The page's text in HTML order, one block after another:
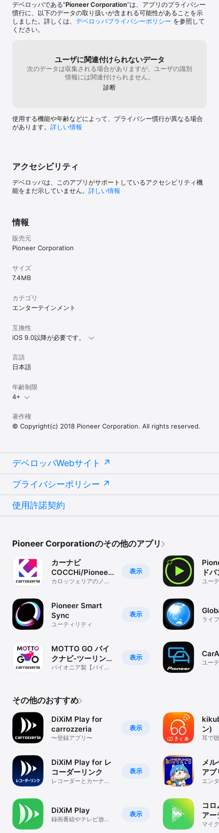
※セキュリティインフォのご利用にはマルチドライブアシストユニッ
ト本体にネットワークスティックもしくはデータ通信専用通信モジ
ュールの接続が必要です。アクシデントインフォはWi-Fiもしくは
Bluetoothテザリングでもお使い頂けます。
デベロッパである“Pioneer Corporation”は、アプリのプライバシー
慣行に、以下のデータの取り扱いが含まれる可能性があることを示
しました。詳しくは、 デベロッパプライバシーポリシー を参照して
ください。
ユーザに関連付けられないデータ
次のデータは収集される場合がありますが、ユーザの識別
情報には関連付けられません。
診断
使用する機能や年齢などによって、プライバシー慣行が異なる場合
があります。 詳しい情報
アクセシビリティ
デベロッパは、このアプリがサポートしているアクセシビリティ機
能をまだ示していません。 詳しい情報
情報
販売元
Pioneer Corporation
サイズ
7.4 MB
カテゴリ
エンターテインメント
互換性
iOS 9.0以降が必要です。
言語
日本語
年齢制限
4+
著作権
© Copyright(c) 2018 Pioneer Corporation. All rights reserved.
デベロッパWebサイト
プライバシーポリシー
使用許諾契約
Pioneer Corporationのその他のアプリ
表示
カーナビ
COCCHi/Pioneer
のカーナビ(かーな
カロッツェリアのノウ
表示
Pioneer Smart
Sync
ユーティリティ
表示
MOTTO GO バイ
クナビ-ツーリン
グ・バイク-パイオ
パイオニア製【バイク
ド
トコ
ユー
ライ
ユー
その他のおすすめ
表示
DiXiM Play for
carrozzeria
〜登録アプリ〜
表示
DiXiM Play for レ
コーダーリンク
レコーダーとカーナビ
表示
DiXiM Play
録画番組やテレビ放送
ン)
耳で
メ
アプ
エン
コ
アー
めの
マイ